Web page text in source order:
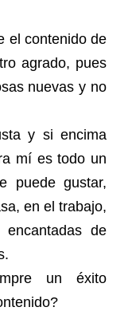
el contenido de
agrado, pues
nuevas y no
y si encima
mí es todo un
puede gustar,
en el trabajo,
de
un éxito